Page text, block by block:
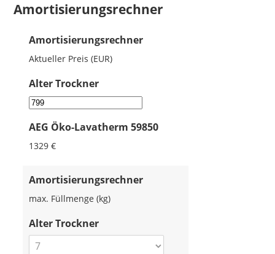
Amortisierungsrechner
Amortisierungsrechner
Aktueller Preis (EUR)
Alter Trockner
AEG Öko-Lavatherm 59850
1329 €
Amortisierungsrechner
max. Füllmenge (kg)
Alter Trockner